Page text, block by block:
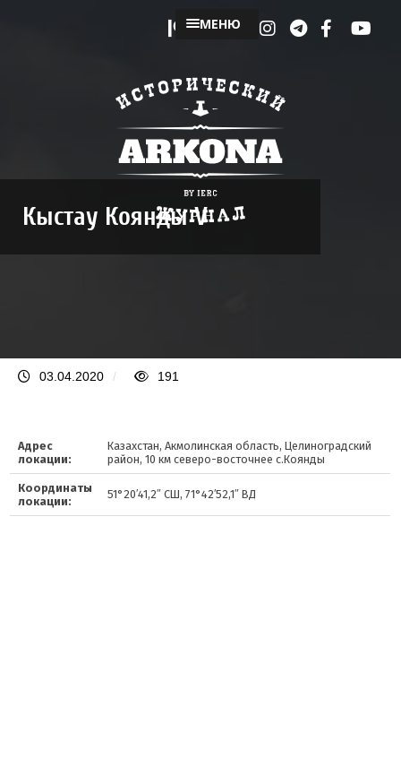
МЕНЮ
Кыстау Коянды V
03.04.2020 / 191
Адрес
локации:
Казахстан, Акмолинская область, Целиноградский
район, 10 км северо-восточнее с.Коянды
Координаты
локации:
51°20′41,2″ СШ, 71°42′52,1″ ВД